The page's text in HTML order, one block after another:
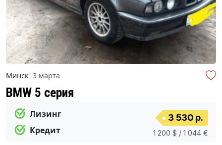
Минск 3 марта
BMW 5 серия
Лизинг
Кредит
3 530 р.
1 200 $ / 1 044 €